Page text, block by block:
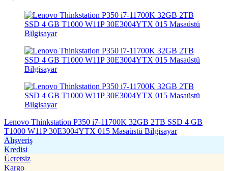
Lenovo Thinkstation P350 i7-11700K 32GB 2TB SSD 4 GB
T1000 W11P 30E3004YTX 015 Masaüstü Bilgisayar
Alışveriş
Kredisi
Ücretsiz
Kargo